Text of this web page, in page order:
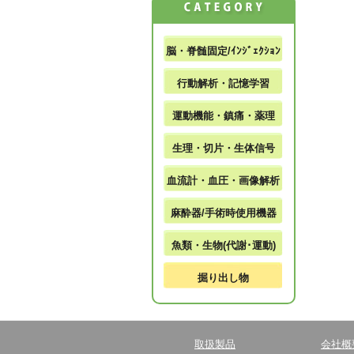
脳・脊髄固定/ｲﾝｼﾞｪｸｼｮﾝ
行動解析・記憶学習
運動機能・鎮痛・薬理
生理・切片・生体信号
血流計・血圧・画像解析
麻酔器/手術時使用機器
魚類・生物(代謝･運動)
掘り出し物
取扱製品 会社概